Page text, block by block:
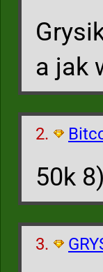
a jak
2.
50k 8)
3.